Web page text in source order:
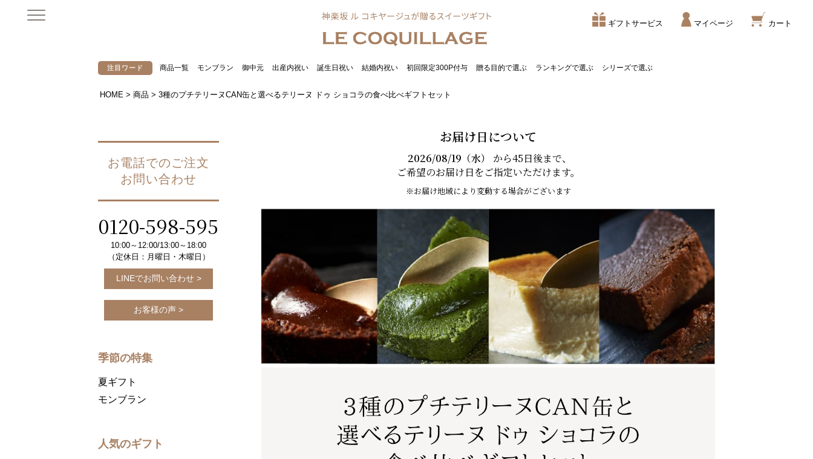
ギフトサービス マイページ カート
注目ワード 商品一覧 モンブラン 御中元 出産内祝い 誕生日祝い 結婚内祝い 初回限定300P付与 贈る目的で選ぶ ランキングで選ぶ シリーズで選ぶ
HOME 商品 3種のプチテリーヌCAN缶と選べるテリーヌ ドゥ ショコラの食べ比べギフトセット
お電話でのご注文
お問い合わせ
0120-598-595
10:00～12:00/13:00～18:00
（定休日：月曜日・木曜日）
LINEでお問い合わせ >
お客様の声 >
季節の特集
夏ギフト
モンブラン
人気のギフト
お届け日について
2026/08/19（水）
から45日後まで、
ご希望のお届け日をご指定いただけます。
※お届け地域により変動する場合がございます